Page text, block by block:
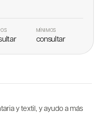
MÍNIMOS
consultar
y textil, y ayudo a más